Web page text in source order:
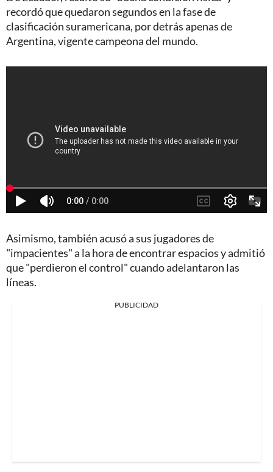
recordó que quedaron segundos en la fase de
clasificación suramericana, por detrás apenas de
Argentina, vigente campeona del mundo.
Asimismo, también acusó a sus jugadores de
"impacientes" a la hora de encontrar espacios y admitió
que "perdieron el control" cuando adelantaron las
líneas.
PUBLICIDAD